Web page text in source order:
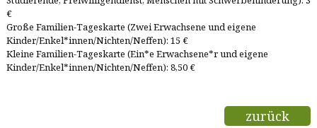
€
Große Familien-Tageskarte (Zwei Erwachsene und eigene
Kinder/Enkel*innen/Nichten/Neffen): 15 €
Kleine Familien-Tageskarte (Ein*e Erwachsene*r und eigene
Kinder/Enkel*innen/Nichten/Neffen): 8,50 €
zurück